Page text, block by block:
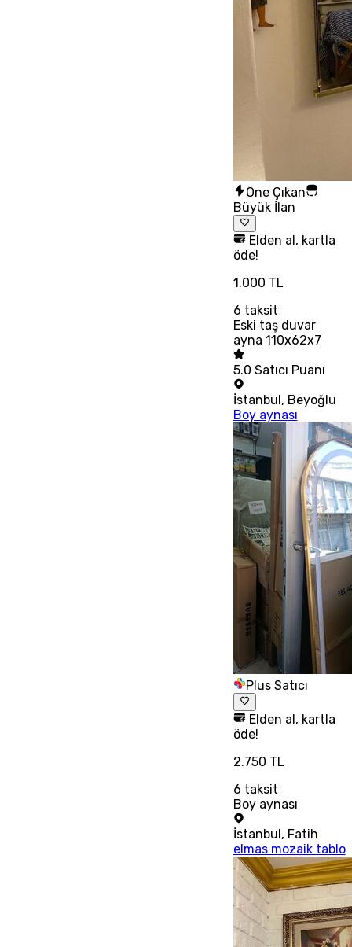
Öne Çıkan
Büyük İlan
Elden al, kartla
öde!
1.000 TL
6 taksit
Eski taş duvar
ayna 110x62x7
5.0 Satıcı Puanı
İstanbul , Beyoğlu
Boy aynası
Plus Satıcı
Elden al, kartla
öde!
2.750 TL
6 taksit
Boy aynası
İstanbul, Fatih
elmas mozaik tablo